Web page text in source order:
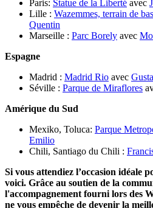
Paris: Statue de la Liberté avec
Lille : Wazemmes, terrain de
Quentin
Marseille : Parc Borely avec
Espagne
Madrid : Madrid Rio avec
Séville : Parque de Miraflores
Amérique du Sud
Mexiko, Toluca: Parque
Emilio
Chili, Santiago du Chili :
Si vous attendiez l’occasion idéale
voici. Grâce au soutien de la
l'accompagnement fourni lors des
ne vous empêche de devenir la